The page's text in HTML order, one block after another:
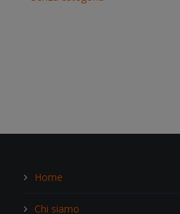
Home
Chi siamo